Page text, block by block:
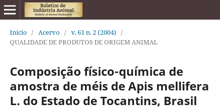
Início / Acervo / v. 61 n. 2 (2004) /
QUALIDADE DE PRODUTOS DE ORIGEM ANIMAL
Composição físico-química de
amostra de méis de Apis mellifera
L. do Estado de Tocantins, Brasil